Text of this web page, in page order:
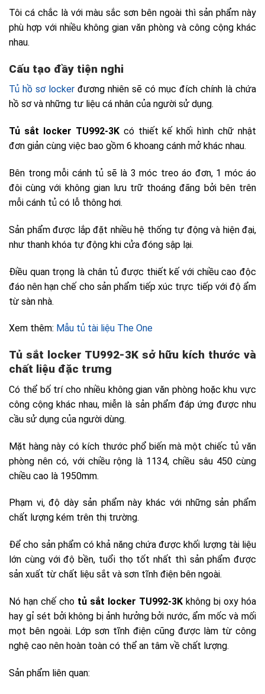
Tủ hồ sơ locker
Tủ sắt locker TU992-3K
tủ sắt locker TU992-3K